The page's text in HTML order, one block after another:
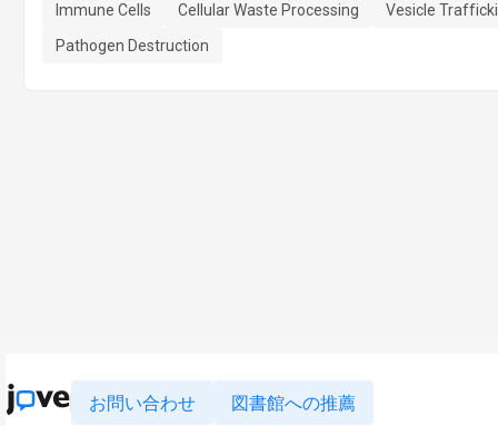
Immune Cells
Cellular Waste Processing
Vesicle
Pathogen Destruction
お問い合わせ 図書館への推薦